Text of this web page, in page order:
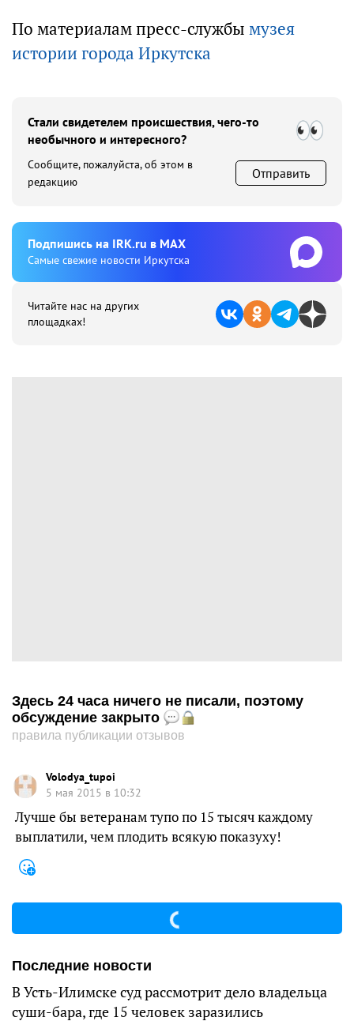
По материалам пресс-службы музея
истории города Иркутска
Стали свидетелем происшествия, чего-то
необычного и интересного?
Сообщите, пожалуйста, об этом в
редакцию
Отправить
Подпишиcь на IRK.ru в MAX
Cамые свежие новости Иркутска
Читайте нас на других
площадках!
Здесь 24 часа ничего не писали, поэтому
обсуждение закрыто
правила публикации отзывов
Volodya_tupoi
5 мая 2015 в 10:32
Лучше бы ветеранам тупо по 15 тысяч каждому
выплатили, чем плодить всякую показуху!
Последние новости
В Усть-Илимске суд рассмотрит дело владельца
суши-бара, где 15 человек заразились